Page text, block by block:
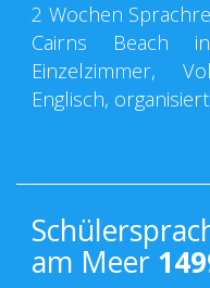
2 Wochen
Cairns Beach
Einzelzimmer,
Englisch,
am Meer